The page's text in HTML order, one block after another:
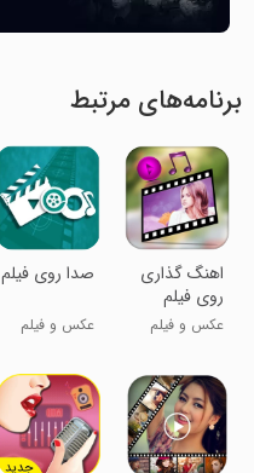
برنامه‌های مرتبط
اهنگ گذاری
روی فیلم
عکس و فیلم
صدا روی فیلم
عکس و فیلم